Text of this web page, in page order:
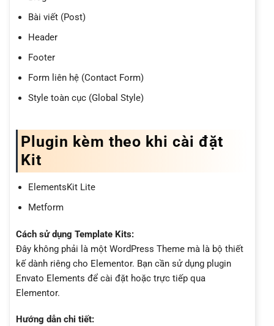
Bài viết (Post)
Header
Footer
Form liên hệ (Contact Form)
Style toàn cục (Global Style)
Plugin kèm theo khi cài đặt
Kit
ElementsKit Lite
Metform
Cách sử dụng Template Kits:
Đây không phải là một WordPress Theme mà là bộ thiết
kế dành riêng cho Elementor. Bạn cần sử dụng plugin
Envato Elements để cài đặt hoặc trực tiếp qua
Elementor.
Hướng dẫn chi tiết: